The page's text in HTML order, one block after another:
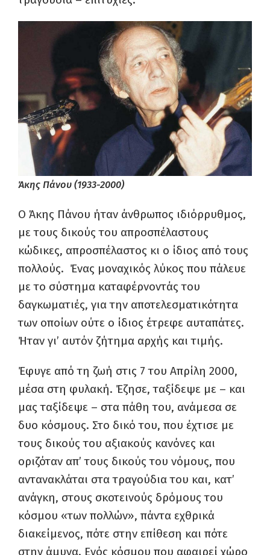
Άκης Πάνου (1933-2000)
Ο Άκης Πάνου ήταν άνθρωπος ιδιόρρυθμος,
με τους δικούς του απροσπέλαστους
κώδικες, απροσπέλαστος κι ο ίδιος από τους
πολλούς. Ένας μοναχικός λύκος που πάλευε
με το σύστημα καταφέρνοντάς του
δαγκωματιές, για την αποτελεσματικότητα
των οποίων ούτε ο ίδιος έτρεφε αυταπάτες.
Ήταν γι’ αυτόν ζήτημα αρχής και τιμής.
Έφυγε από τη ζωή στις 7 του Απρίλη 2000,
μέσα στη φυλακή. Έζησε, ταξίδεψε με – και
μας ταξίδεψε – στα πάθη του, ανάμεσα σε
δυο κόσμους. Στο δικό του, που έχτισε με
τους δικούς του αξιακούς κανόνες και
οριζόταν απ’ τους δικούς του νόμους, που
αντανακλάται στα τραγούδια του και, κατ’
ανάγκη, στους σκοτεινούς δρόμους του
κόσμου «των πολλών», πάντα εχθρικά
διακείμενος, πότε στην επίθεση και πότε
στην άμυνα. Ενός κόσμου που αφαιρεί χώρο